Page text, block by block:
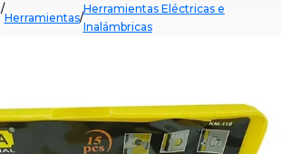
/
Herramientas/
Herramientas Eléctricas e
Inalámbricas